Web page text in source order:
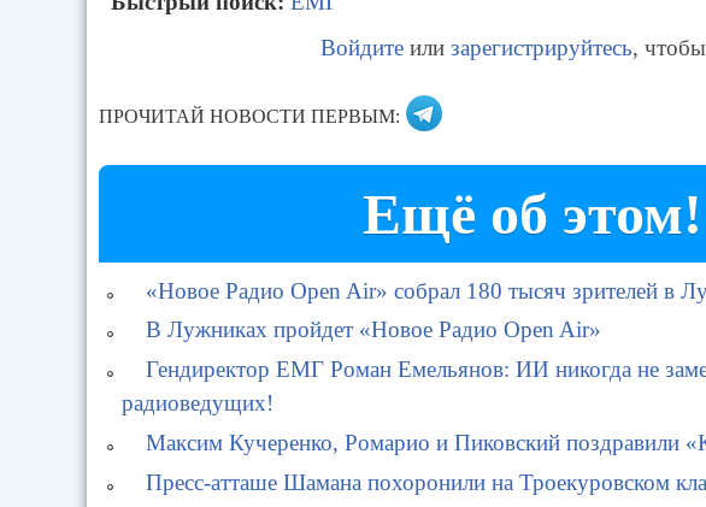
Войдитеили зарегистрируйтесь,
ПРОЧИТАЙ НОВОСТИ ПЕРВЫМ:
Ещё об этом!
«Новое Радио Open Air» собрал 180 тысяч зрителей в
В Лужниках пройдет «Новое Радио Open Air»
Гендиректор ЕМГ Роман Емельянов: ИИ никогда не
радиоведущих!
Максим Кучеренко, Ромарио и Пиковский поздравили
Пресс-атташе Шамана похоронили на Троекуровском